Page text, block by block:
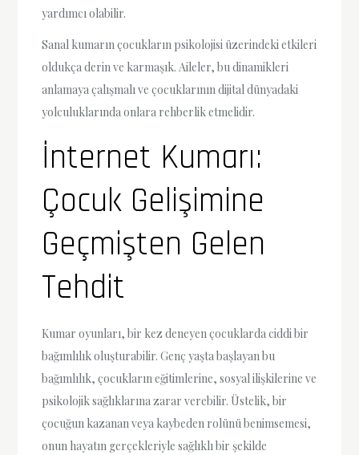
yardımcı olabilir.
Sanal kumarın çocukların psikolojisi üzerindeki etkileri
oldukça derin ve karmaşık. Aileler, bu dinamikleri
anlamaya çalışmalı ve çocuklarının dijital dünyadaki
yolculuklarında onlara rehberlik etmelidir.
İnternet Kumarı:
Çocuk Gelişimine
Geçmişten Gelen
Tehdit
Kumar oyunları, bir kez deneyen çocuklarda ciddi bir
bağımlılık oluşturabilir. Genç yaşta başlayan bu
bağımlılık, çocukların eğitimlerine, sosyal ilişkilerine ve
psikolojik sağlıklarına zarar verebilir. Üstelik, bir
çocuğun kazanan veya kaybeden rolünü benimsemesi,
onun hayatın gerçekleriyle sağlıklı bir şekilde